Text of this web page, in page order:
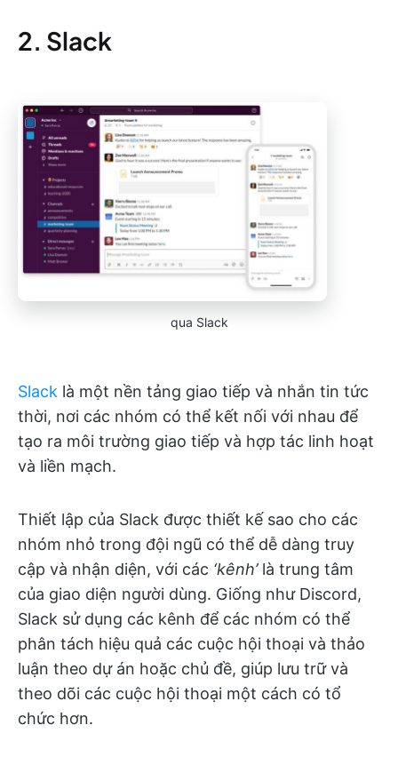
2. Slack
qua Slack
Slack là một nền tảng giao tiếp và nhắn tin tức
thời, nơi các nhóm có thể kết nối với nhau để
tạo ra môi trường giao tiếp và hợp tác linh hoạt
và liền mạch.
Thiết lập của Slack được thiết kế sao cho các
nhóm nhỏ trong đội ngũ có thể dễ dàng truy
cập và nhận diện, với các ‘kênh’là trung tâm
của giao diện người dùng. Giống như Discord,
Slack sử dụng các kênh để các nhóm có thể
phân tách hiệu quả các cuộc hội thoại và thảo
luận theo dự án hoặc chủ đề, giúp lưu trữ và
theo dõi các cuộc hội thoại một cách có tổ
chức hơn.